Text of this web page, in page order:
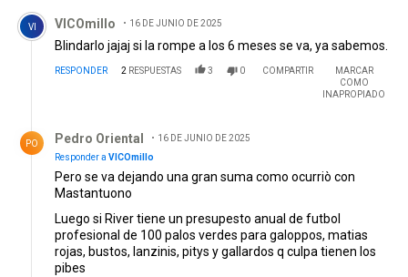
Comentario de VICOmillo.
VI VICOmillo 16 DE JUNIO DE 2025
Blindarlo jajaj si la rompe a los 6 meses se va, ya sabemos.
RESPONDER 2 RESPUESTAS 3 0 COMPARTIR
MARCAR
COMO
INAPROPIADO
PO Pedro Oriental
16 DE JUNIO DE 2025
Responder a VICOmillo
Pero se va dejando una gran suma como ocurriò con
Mastantuono
Luego si River tiene un presupesto anual de futbol
profesional de 100 palos verdes para galoppos, matias
rojas, bustos, lanzinis, pitys y gallardos q culpa tienen los
pibes